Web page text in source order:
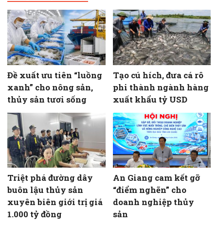
Đề xuất ưu tiên “luồng
xanh” cho nông sản,
thủy sản tươi sống
Tạo cú hích, đưa cá rô
phi thành ngành hàng
xuất khẩu tỷ USD
Triệt phá đường dây
buôn lậu thủy sản
xuyên biên giới trị giá
1.000 tỷ đồng
An Giang cam kết gỡ
“điểm nghẽn” cho
doanh nghiệp thủy
sản